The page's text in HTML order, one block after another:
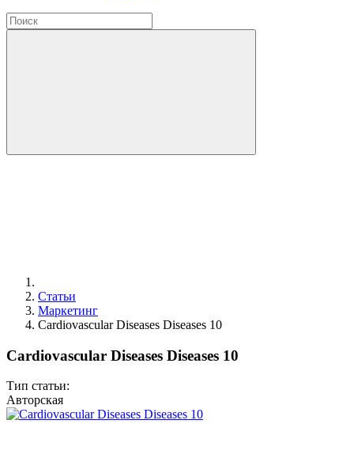
Статьи
Маркетинг
Cardiovascular Diseases Diseases 10
Cardiovascular Diseases Diseases 10
Тип статьи:
Авторская